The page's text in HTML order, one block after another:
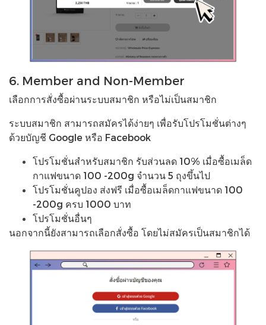
6. Member and Non-Member
เลือกการสั่งซื้อผ่านระบบสมาชิก หรือไม่เป็นสมาชิก
ระบบสมาชิก สามารถสมัครได้ง่ายๆ เพื่อรับโปรโมชั่นต่างๆ
ด้วยบัญชี Google หรือ Facebook
โปรโมชั่นสำหรับสมาชิก รับส่วนลด 10% เมื่อซื้อเมล็ด
กาแฟขนาด 100 -200g จำนวน 5 ถุงขึ้นไป
โปรโมชั่นคูปอง ส่งฟรี เมื่อซื้อเมล็ดกาแฟขนาด 100
-200g ครบ 1000 บาท
โปรโมชั่นอื่นๆ
นอกจากนี้ยังสามารถเลือกสั่งซื้อ โดยไม่สมัครเป็นสมาชิกได้